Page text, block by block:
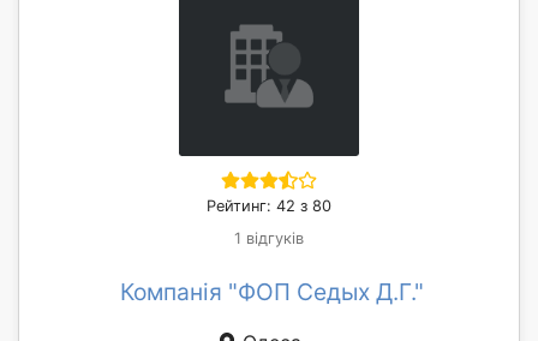
Рейтинг: 42 з 80
1 відгуків
Компанія "ФОП Седых Д.Г."